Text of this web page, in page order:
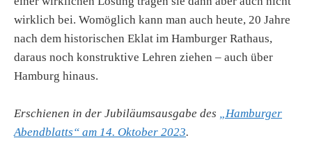
wirklich bei. Womöglich kann man auch heute, 20 Jahre
nach dem historischen Eklat im Hamburger Rathaus,
daraus noch konstruktive Lehren ziehen – auch über
Hamburg hinaus.
Erschienen in der Jubiläumsausgabe des „Hamburger
Abendblatts“ am 14. Oktober 2023.